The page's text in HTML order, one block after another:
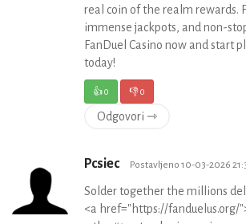
real coin of the realm rewards.
immense jackpots, and non-
FanDuel Casino now and start
today!
👍0 👎0
Odgovori ⇾
Pcsiec Postavljeno 10-03-2026
Solder together the millions
<a href="https://fanduelus.org/